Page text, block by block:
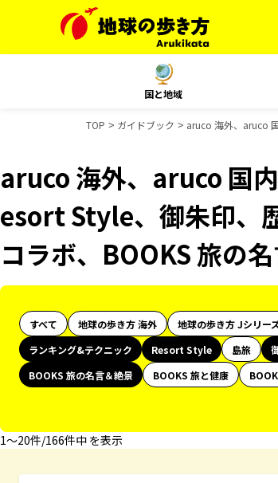
国と地域
TOP ガイドブック aruco 海外、aruco
aruco 海外、aruco 国
esort Style、御朱印、
コラボ、BOOKS 旅の
すべて 地球の歩き方 海外 地球の歩き方 Jシリー
ランキング&テクニック
Resort Style 島旅
BOOKS 旅の名言＆絶景
BOOKS 旅と健康
1〜20件/166件中 を表示